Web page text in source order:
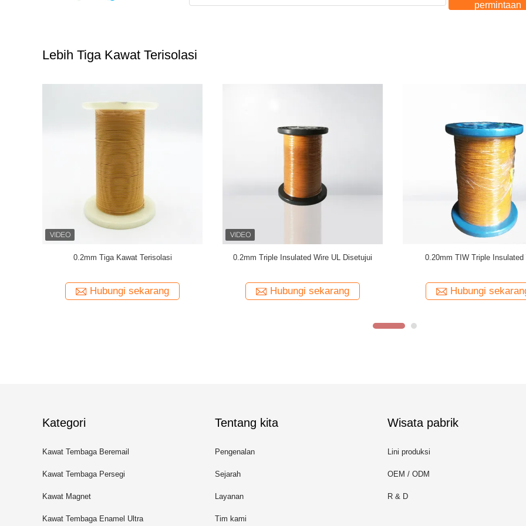
permintaan
Lebih Tiga Kawat Terisolasi
Kawat Berliku Tembaga Terisolasi Tiga
Hubungi sekarang
TIW-B/F Kawat Terisolasi Tiga Kali Lipat
Hubungi sekarang
Trafo Menggunakan Kawat Lilitan
Hubungi
Kategori
Kawat Tembaga Beremail
Kawat Tembaga Persegi
Panjang
Kawat Magnet
Kawat Tembaga Enamel Ultra
Tentang kita
Pengenalan
Sejarah
Layanan
Tim kami
Wisata pabrik
Lini produksi
OEM / ODM
R & D